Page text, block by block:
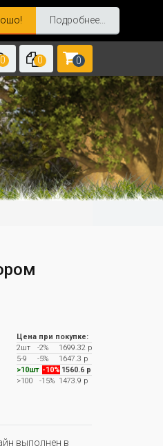
Подробнее...
0 0 0
Цена при покупке:
2шт
-2%
1699.32 р
5-9
-5%
1647.3 р
>10шт -10% 1560.6 р
>100
-15%1473.9 р
выполнен в